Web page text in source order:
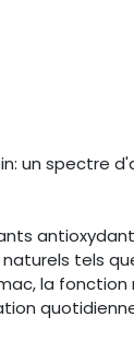
un spectre
tels
la